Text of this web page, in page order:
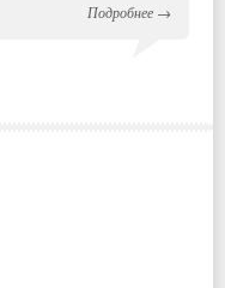
Подробнее →